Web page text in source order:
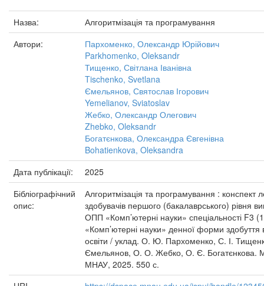
Назва:
Алгоритмізація та програмування
Автори:
Пархоменко, Олександр Юрійович
Parkhomenko, Oleksandr
Тищенко, Світлана Іванівна
Tischenko, Svetlana
Ємельянов, Святослав Ігорович
Yemelianov, Sviatoslav
Жебко, Олександр Олегович
Zhebko, Oleksandr
Богатєнкова, Олександра Євгенівна
Bohatienkova, Oleksandra
Дата публікації:
2025
Бібліографічний
опис:
Алгоритмізація та програмування : конспект
здобувачів першого (бакалаврського) рівня
ОПП «Комп’ютерні науки» спеціальності F3
«Комп’ютерні науки» денної форми здобуття
освіти / уклад. О. Ю. Пархоменко, С. І.
Ємельянов, О. О. Жебко, О. Є. Богатєнкова.
МНАУ, 2025. 550 с.